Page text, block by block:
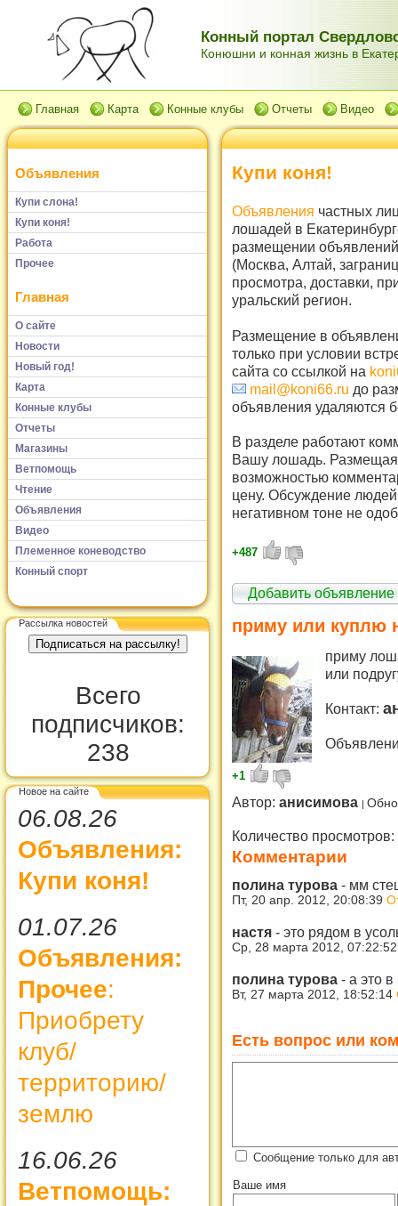
Конный портал
Конюшни и конная жизнь в
Главная Карта Конные клубы Отчеты Видео
Объявления
Купи слона!
Купи коня!
Работа
Прочее
Главная
О сайте
Новости
Новый год!
Карта
Конные клубы
Отчеты
Магазины
Ветпомощь
Чтение
Объявления
Видео
Племенное коневодство
Конный спорт
Рассылка новостей
Всего
подписчиков:
238
Новое на сайте
06.08.26
Объявления:
Купи коня!
01.07.26
Объявления:
Прочее:
Приобрету
клуб/
территорию/
землю
16.06.26
Ветпомощь:
Купи коня!
Объявления частных
лошадей в
размещении
(Москва, Алтай,
просмотра, доставки,
уральский регион.
Размещение в
только при условии
сайта со ссылкой на
mail@koni66.ru до
объявления удаляются
В разделе работают
Вашу лошадь. Размещая
возможностью
цену. Обсуждение
негативном тоне не
+487
Добавить объявление
приму или куплю
приму
или
Контакт:
+1
Автор: анисимова
Количество просмотров:
Комментарии
полина турова - мм
Пт, 20 апр. 2012, 20:08:39
настя - это рядом в
Ср, 28 марта 2012,
полина турова - а это в
Вт, 27 марта 2012, 18:52:14
Есть вопрос или
Сообщение только для
Ваше имя